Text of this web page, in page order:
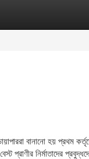
বানানো হয় প্রথম
নির্মাতাদের